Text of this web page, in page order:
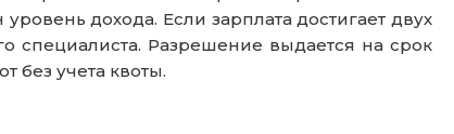
дохода. Если зарплата достигает двух
специалиста. Разрешение выдается на срок
без учета квоты.